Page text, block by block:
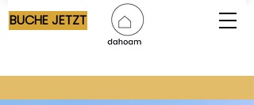
BUCHE JETZT